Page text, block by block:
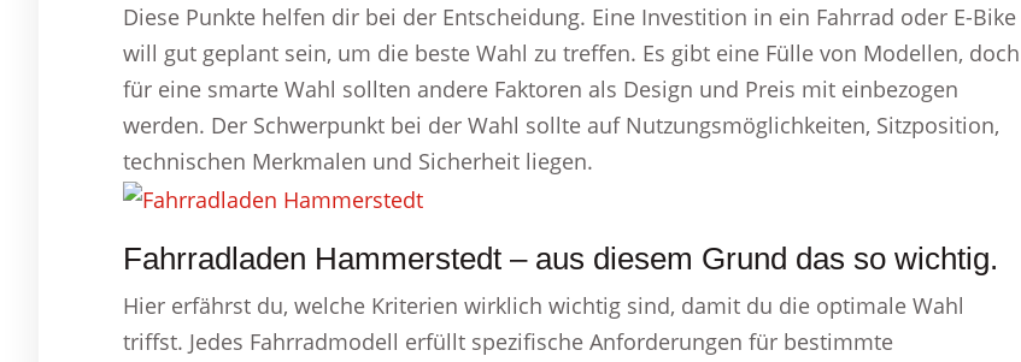
Diese Punkte helfen dir bei der Entscheidung. Eine Investition in ein Fahrrad oder E-Bike
will gut geplant sein, um die beste Wahl zu treffen. Es gibt eine Fülle von Modellen, doch
für eine smarte Wahl sollten andere Faktoren als Design und Preis mit einbezogen
werden. Der Schwerpunkt bei der Wahl sollte auf Nutzungsmöglichkeiten, Sitzposition,
technischen Merkmalen und Sicherheit liegen.
Fahrradladen Hammerstedt – aus diesem Grund das so wichtig.
Hier erfährst du, welche Kriterien wirklich wichtig sind, damit du die optimale Wahl
triffst. Jedes Fahrradmodell erfüllt spezifische Anforderungen für bestimmte